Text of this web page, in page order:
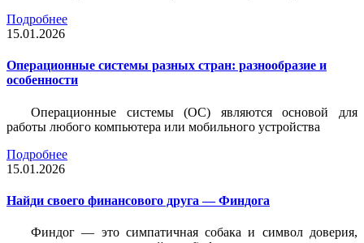
Подробнее
15.01.2026
Операционные системы разных стран: разнообразие и
особенности
Операционные системы (ОС) являются основой для
работы любого компьютера или мобильного устройства
Подробнее
15.01.2026
Найди своего финансового друга — Финдога
Финдог — это симпатичная собака и символ доверия,